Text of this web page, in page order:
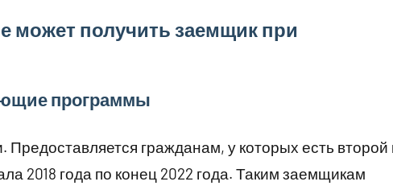
может получить заемщик при
программы
гражданам, у которых есть второй
2018 года по конец 2022 года. Таким заемщикам